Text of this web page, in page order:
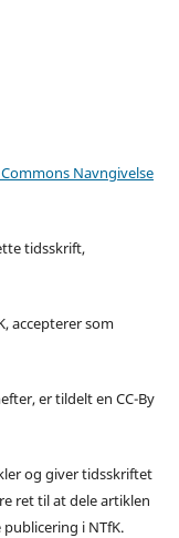
Navngivelse
tidsskrift,
accepterer som
er tildelt en CC-By
og giver tidsskriftet
ret til at dele artiklen
i NTfK.